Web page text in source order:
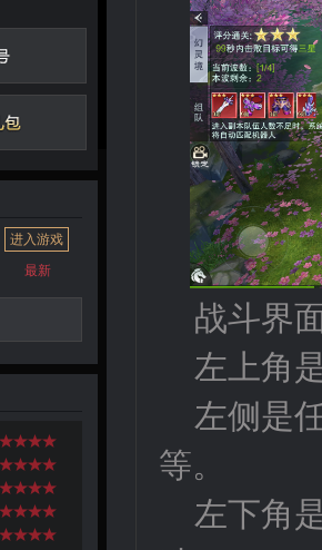
进入游戏
最新
战斗界
左上角
左侧是
等。
左下角